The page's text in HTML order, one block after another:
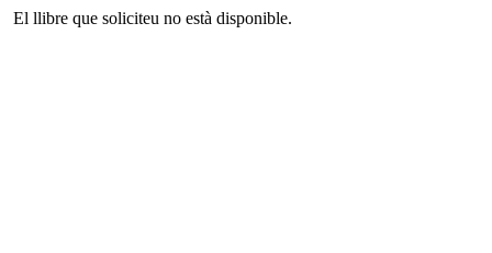
El llibre que soliciteu no està disponible.